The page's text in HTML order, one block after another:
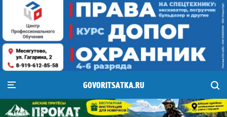
GOVORITSATKA.RU